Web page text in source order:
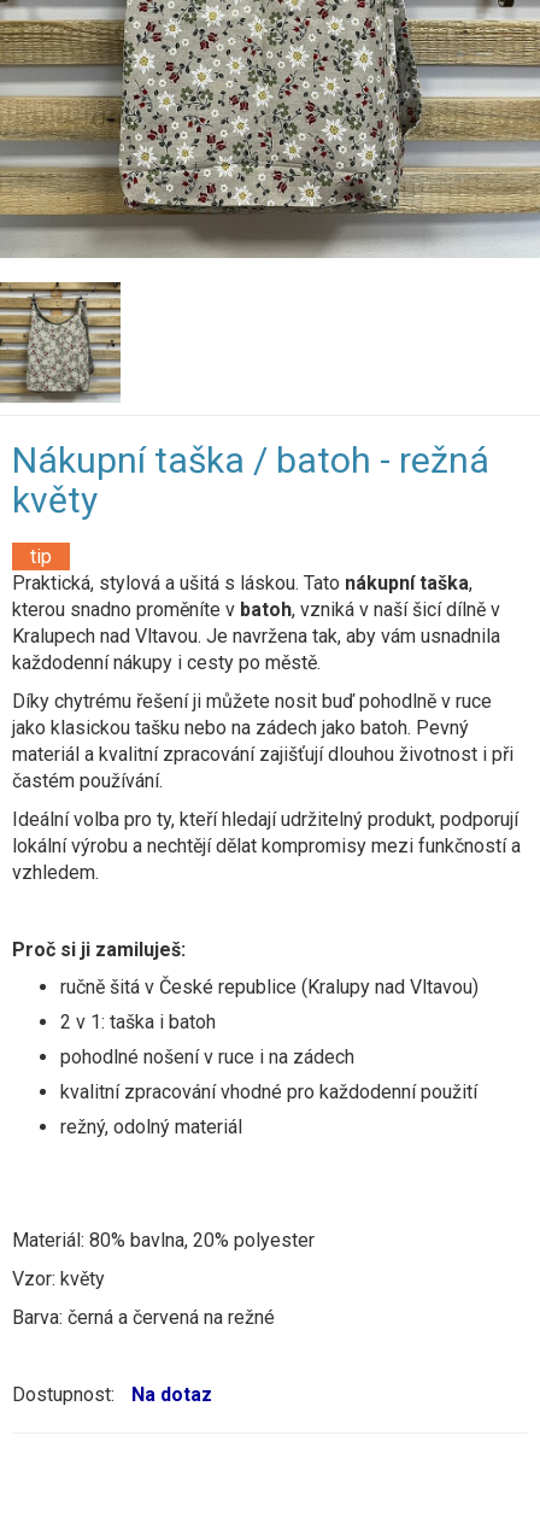
Nákupní taška / batoh - režná
květy
tip
Praktická, stylová a ušitá s láskou. Tato nákupní taška,
kterou snadno proměníte v batoh, vzniká v naší šicí dílně v
Kralupech nad Vltavou. Je navržena tak, aby vám usnadnila
každodenní nákupy i cesty po městě.
Díky chytrému řešení ji můžete nosit buď pohodlně v ruce
jako klasickou tašku nebo na zádech jako batoh. Pevný
materiál a kvalitní zpracování zajišťují dlouhou životnost i při
častém používání.
Ideální volba pro ty, kteří hledají udržitelný produkt, podporují
lokální výrobu a nechtějí dělat kompromisy mezi funkčností a
vzhledem.
Proč si ji zamiluješ:
ručně šitá v České republice (Kralupy nad Vltavou)
2 v 1: taška i batoh
pohodlné nošení v ruce i na zádech
kvalitní zpracování vhodné pro každodenní použití
režný, odolný materiál
Materiál: 80% bavlna, 20% polyester
Vzor: květy
Barva: černá a červená na režné
Dostupnost: Na dotaz